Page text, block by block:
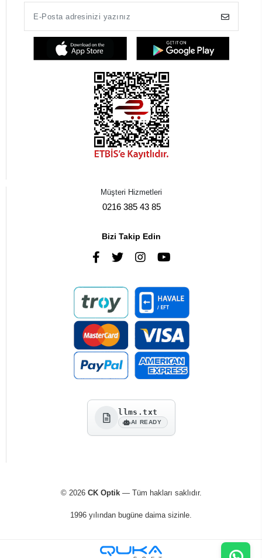
Müşteri Hizmetleri
0216 385 43 85
Bizi Takip Edin
llms.txt
AI READY
© 2026 CK Optik— Tüm hakları saklıdır.
1996 yılından bugüne daima sizinle.